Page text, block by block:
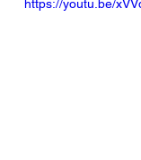
https://youtu.be/